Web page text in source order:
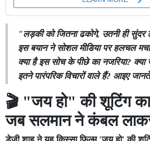
"लड़की को जितना ढकोगे, उतनी ही सुंदर
इस बयान ने सोशल मीडिया पर हलचल
क्या है इस सोच के पीछे का नजरिया?
इतने पारंपरिक विचारों वाले हैं? आइए
🎬 "जय हो" की शूटिंग
जब सलमान ने कंबल लाकर